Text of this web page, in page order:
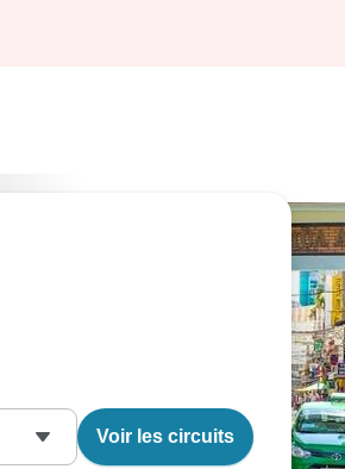
Voir les circuits